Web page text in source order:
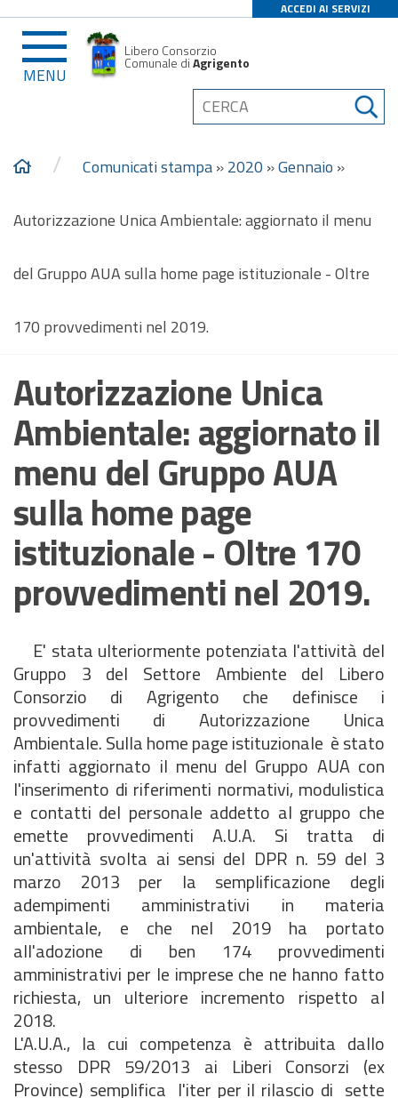
ACCEDI AI SERVIZI
MENU
Libero Consorzio
Comunale diAgrigento
/ Comunicati stampa»2020 »Gennaio »
Autorizzazione Unica Ambientale: aggiornato il menu
del Gruppo AUA sulla home page istituzionale - Oltre
170 provvedimenti nel 2019.
Autorizzazione Unica
Ambientale: aggiornato il
menu del Gruppo AUA
sulla home page
istituzionale - Oltre 170
provvedimenti nel 2019.
E' stata ulteriormente potenziata l'attività del
Gruppo 3 del Settore Ambiente del Libero
Consorzio di Agrigento che definisce i
provvedimenti di Autorizzazione Unica
Ambientale. Sulla home page istituzionale è stato
infatti aggiornato il menu del Gruppo AUA con
l'inserimento di riferimenti normativi, modulistica
e contatti del personale addetto al gruppo che
emette provvedimenti A.U.A. Si tratta di
un'attività svolta ai sensi del DPR n. 59 del 3
marzo 2013 per la semplificazione degli
adempimenti amministrativi in materia
ambientale, e che nel 2019 ha portato
all'adozione di ben 174 provvedimenti
amministrativi per le imprese che ne hanno fatto
richiesta, un ulteriore incremento rispetto al
2018.
L'A.U.A., la cui competenza è attribuita dallo
stesso DPR 59/2013 ai Liberi Consorzi (ex
Province) semplifica l'iter per il rilascio di sette